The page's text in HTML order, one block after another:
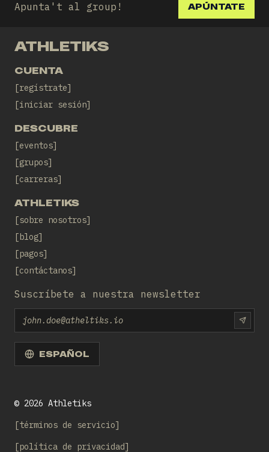
Apunta't al group! APÚNTATE
ATHLETIKS
CUENTA
regístrate
iniciar sesión
DESCUBRE
eventos
grupos
carreras
ATHLETIKS
sobre nosotros
blog
pagos
contáctanos
Suscríbete a nuestra newsletter
Email
ESPAÑOL
© 2026 Athletiks
términos de servicio
política de privacidad